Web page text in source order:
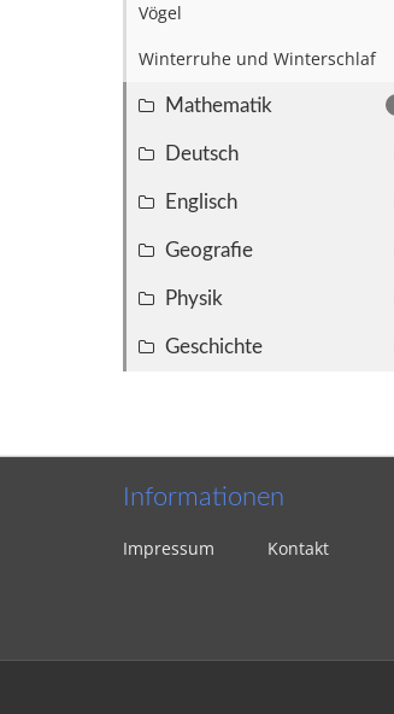
Vögel
Winterruhe und Winterschlaf
Mathematik
Deutsch
Englisch
Geografie
Physik
Geschichte
Informationen
Impressum Kontakt